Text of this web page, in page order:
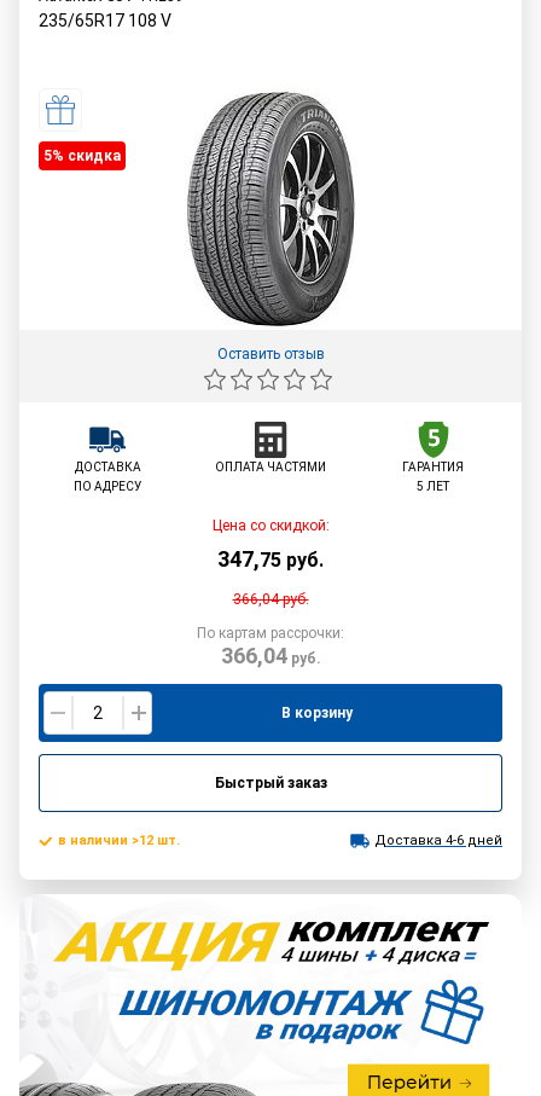
235/65R17 108 V
5% cкидка
Оставить отзыв
ДОСТАВКА
ПО АДРЕСУ
ОПЛАТА ЧАСТЯМИ
ГАРАНТИЯ
5 ЛЕТ
Цена со скидкой:
347,75 руб.
366,04руб.
По картам рассрочки:
366,04руб.
В корзину
Быстрый заказ
в наличии >12 шт. Доставка 4-6 дней